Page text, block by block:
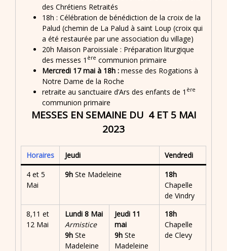
des Chrétiens Retraités
18h : Célébration de bénédiction de la croix de la
Palud (chemin de La Palud à saint Loup (croix qui
a été restaurée par une association du village)
20h Maison Paroissiale : Préparation liturgique
des messes 1 ère communion primaire
Mercredi 17 mai à 18h : messe des Rogations à
Notre Dame de la Roche
retraite au sanctuaire d’Ars des enfants de 1 ère
communion primaire
MESSES EN SEMAINE DU 4 ET 5 MAI
2023
Horaires Jeudi
Vendredi
4 et 5
Mai
9h Ste Madeleine
18h
Chapelle
de Vindry
8,11 et
12 Mai
Lundi 8 Mai
Armistice
9h Ste
Madeleine
Jeudi 11
mai
9h Ste
Madeleine
18h
Chapelle
de Clevy